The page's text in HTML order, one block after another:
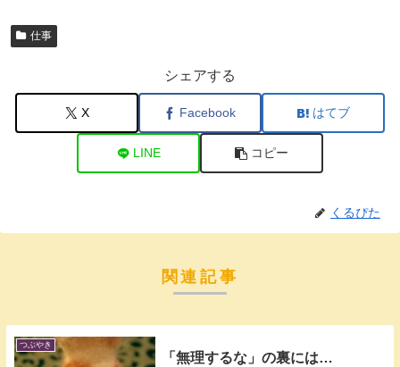
仕事
シェアする
X Facebook はてブ
LINE コピー
くるぴた
関連記事
つぶやき
「無理するな」の裏には…